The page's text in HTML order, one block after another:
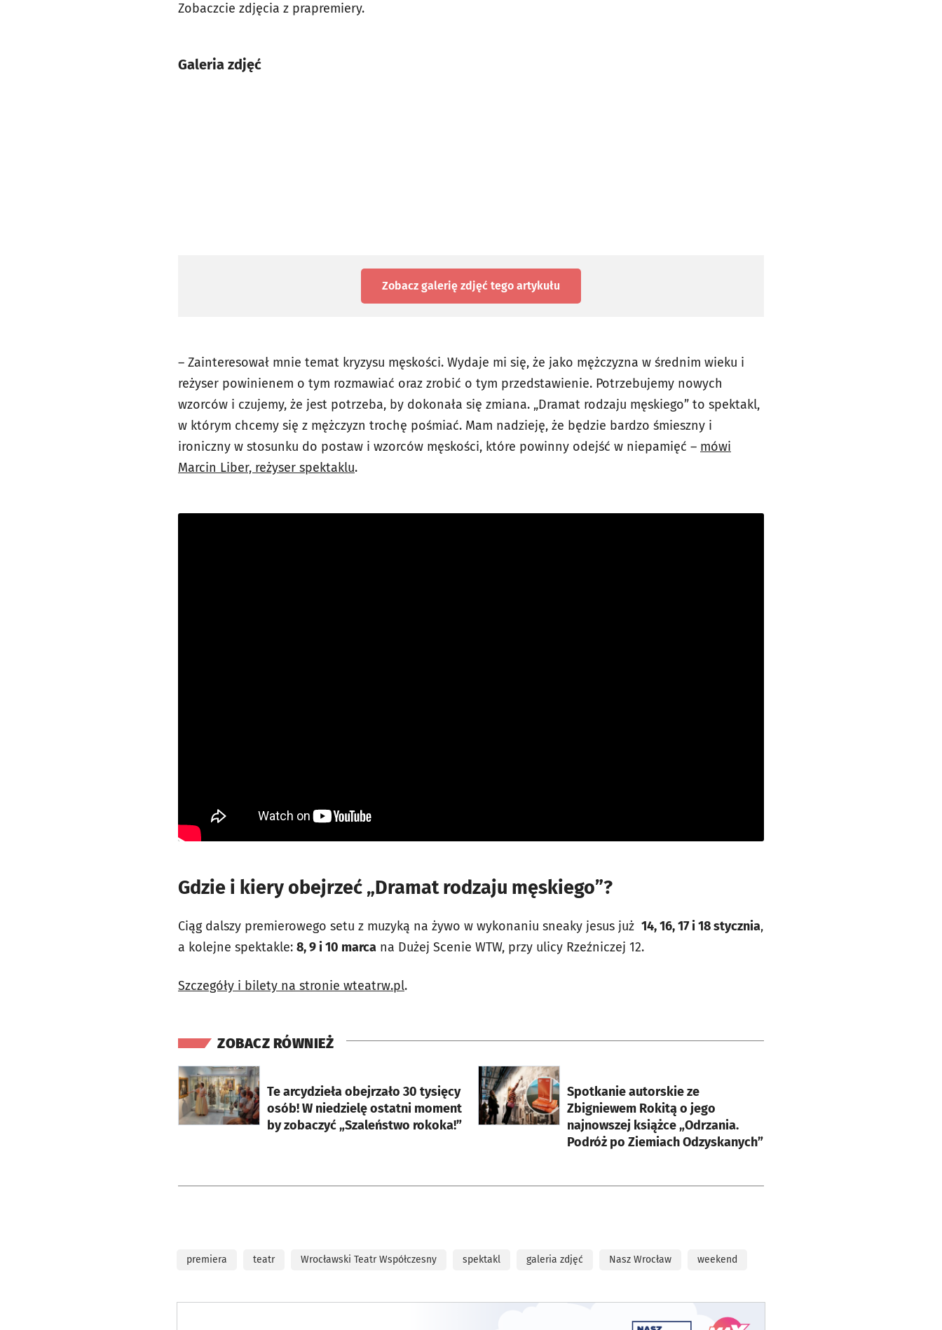
Zobaczcie zdjęcia z prapremiery.
Galeria zdjęć
Zobacz galerię zdjęć tego artykułu
– Zainteresował mnie temat kryzysu męskości. Wydaje mi się, że jako mężczyzna w średnim wieku i
reżyser powinienem o tym rozmawiać oraz zrobić o tym przedstawienie. Potrzebujemy nowych
wzorców i czujemy, że jest potrzeba, by dokonała się zmiana. „Dramat rodzaju męskiego” to spektakl,
w którym chcemy się z mężczyzn trochę pośmiać. Mam nadzieję, że będzie bardzo śmieszny i
ironiczny w stosunku do postaw i wzorców męskości, które powinny odejść w niepamięć – mówi
Marcin Liber, reżyser spektaklu.
Gdzie i kiery obejrzeć „Dramat rodzaju męskiego”?
Ciąg dalszy premierowego setu z muzyką na żywo w wykonaniu sneaky jesus już 14, 16, 17 i 18 stycznia,
a kolejne spektakle: 8, 9 i 10 marca na Dużej Scenie WTW, przy ulicy Rzeźniczej 12.
Szczegóły i bilety na stronie wteatrw.pl.
ZOBACZ RÓWNIEŻ
Te arcydzieła obejrzało 30 tysięcy
osób! W niedzielę ostatni moment
by zobaczyć „Szaleństwo rokoka!”
otworzy się w nowej karcie
Spotkanie autorskie ze
Zbigniewem Rokitą o jego
najnowszej książce „Odrzania.
Podróż po Ziemiach Odzyskanych”
otworzy się w nowej karcie
premiera teatr Wrocławski Teatr Współczesny spektakl galeria zdjęć Nasz Wrocław weekend